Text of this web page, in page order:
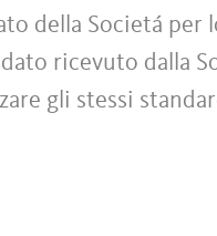
della Societá per
ricevuto dalla
gli stessi